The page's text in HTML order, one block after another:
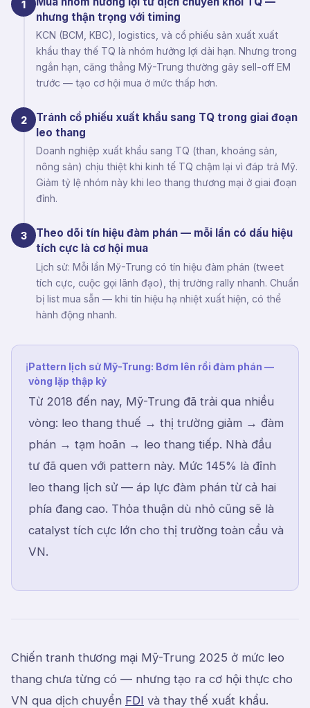
1
nhưng thận trọng với timing
KCN (BCM, KBC), logistics, và cổ phiếu sản xuất xuất
khẩu thay thế TQ là nhóm hưởng lợi dài hạn. Nhưng trong
ngắn hạn, căng thẳng Mỹ-Trung thường gây sell-off EM
trước — tạo cơ hội mua ở mức thấp hơn.
2
Tránh cổ phiếu xuất khẩu sang TQ trong giai đoạn
leo thang
Doanh nghiệp xuất khẩu sang TQ (than, khoáng sản,
nông sản) chịu thiệt khi kinh tế TQ chậm lại vì đáp trả Mỹ.
Giảm tỷ lệ nhóm này khi leo thang thương mại ở giai đoạn
đỉnh.
3
Theo dõi tín hiệu đàm phán — mỗi lần có dấu hiệu
tích cực là cơ hội mua
Lịch sử: Mỗi lần Mỹ-Trung có tín hiệu đàm phán (tweet
tích cực, cuộc gọi lãnh đạo), thị trường rally nhanh. Chuẩn
bị list mua sẵn — khi tín hiệu hạ nhiệt xuất hiện, có thể
hành động nhanh.
ℹPattern lịch sử Mỹ-Trung: Bơm lên rồi đàm phán —
vòng lặp thập kỷ
Từ 2018 đến nay, Mỹ-Trung đã trải qua nhiều
vòng: leo thang thuế → thị trường giảm → đàm
phán → tạm hoãn → leo thang tiếp. Nhà đầu
tư đã quen với pattern này. Mức 145% là đỉnh
leo thang lịch sử — áp lực đàm phán từ cả hai
phía đang cao. Thỏa thuận dù nhỏ cũng sẽ là
catalyst tích cực lớn cho thị trường toàn cầu và
VN.
Chiến tranh thương mại Mỹ-Trung 2025 ở mức leo
thang chưa từng có — nhưng tạo ra cơ hội thực cho
VN qua dịch chuyển FDI và thay thế xuất khẩu.